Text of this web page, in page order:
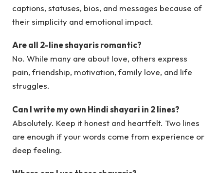
captions, statuses, bios, and messages because of
their simplicity and emotional impact.
Are all 2-line shayaris romantic?
No. While many are about love, others express
pain, friendship, motivation, family love, and life
struggles.
Can I write my own Hindi shayari in 2 lines?
Absolutely. Keep it honest and heartfelt. Two lines
are enough if your words come from experience or
deep feeling.